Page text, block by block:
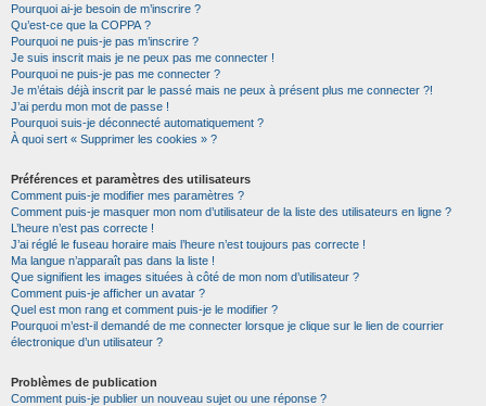
Pourquoi ai-je besoin de m’inscrire ?
Qu’est-ce que la COPPA ?
Pourquoi ne puis-je pas m’inscrire ?
Je suis inscrit mais je ne peux pas me connecter !
Pourquoi ne puis-je pas me connecter ?
Je m’étais déjà inscrit par le passé mais ne peux à présent plus me connecter ?!
J’ai perdu mon mot de passe !
Pourquoi suis-je déconnecté automatiquement ?
À quoi sert « Supprimer les cookies » ?
Préférences et paramètres des utilisateurs
Comment puis-je modifier mes paramètres ?
Comment puis-je masquer mon nom d’utilisateur de la liste des utilisateurs en ligne ?
L’heure n’est pas correcte !
J’ai réglé le fuseau horaire mais l’heure n’est toujours pas correcte !
Ma langue n’apparaît pas dans la liste !
Que signifient les images situées à côté de mon nom d’utilisateur ?
Comment puis-je afficher un avatar ?
Quel est mon rang et comment puis-je le modifier ?
Pourquoi m’est-il demandé de me connecter lorsque je clique sur le lien de courrier
électronique d’un utilisateur ?
Problèmes de publication
Comment puis-je publier un nouveau sujet ou une réponse ?